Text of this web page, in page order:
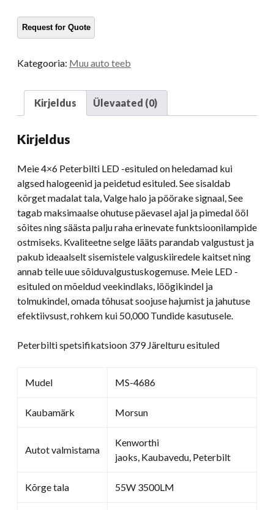
esituled
379
357
Järelturu
ümberehitamine
Kategooria: Muu auto teeb
Kirjeldus Ülevaated (0)
Kirjeldus
Meie 4×6 Peterbilti LED -esituled on heledamad kui
algsed halogeenid ja peidetud esituled. See sisaldab
kõrget madalat tala, Valge halo ja pöörake signaal, See
tagab maksimaalse ohutuse päevasel ajal ja pimedal ööl
sõites ning säästa palju raha erinevate funktsioonilampide
ostmiseks. Kvaliteetne selge lääts parandab valgustust ja
pakub ideaalselt sisemistele valguskiiredele kaitset ning
annab teile uue sõiduvalgustuskogemuse. Meie LED -
esituled on mõeldud veekindlaks, löögikindel ja
tolmukindel, omada tõhusat soojuse hajumist ja jahutuse
efektiivsust, rohkem kui 50,000 Tundide kasutusele.
Peterbilti spetsifikatsioon 379 Järelturu esituled
Mudel MS-4686
Kaubamärk Morsun
Autot valmistama
Kenworthi
jaoks, Kaubavedu, Peterbilt
Kõrge tala 55W 3500LM